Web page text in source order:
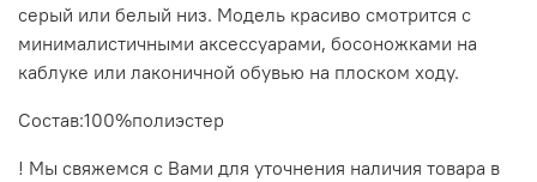
серый или белый низ. Модель красиво смотрится с
минималистичными аксессуарами, босоножками на
каблуке или лаконичной обувью на плоском ходу.
Состав:100%полиэстер
! Мы свяжемся с Вами для уточнения наличия товара в